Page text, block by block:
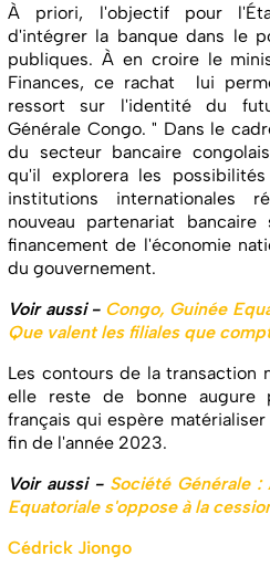
À priori, l'objectif pour
d'intégrer la banque dans le
publiques. À en croire le
Finances, ce rachat lui
ressort sur l'identité du
Générale Congo. " Dans le
du secteur bancaire
qu'il explorera les
institutions internationales
nouveau partenariat
financement de l'économie
du gouvernement.
Voir aussi -Congo, Guinée
Que valent les filiales que
Les contours de la transaction
elle reste de bonne augure
français qui espère
fin de l'année 2023.
Voir aussi - Société Générale
Equatoriale s'oppose à la
Cédrick Jiongo